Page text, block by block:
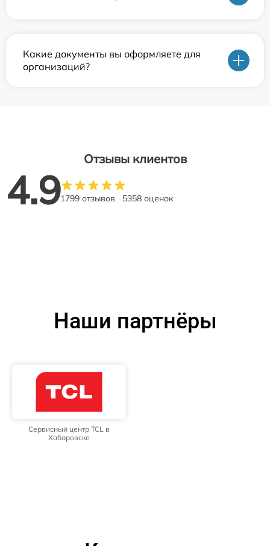
Какие документы вы оформляете для
организаций?
Отзывы клиентов
4.91799 отзывов 5358 оценок
Наши партнёры
Сервисный центр TCL в
Хабаровске